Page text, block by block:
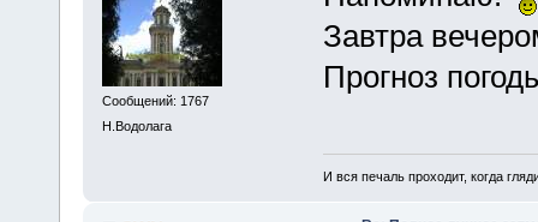
Сообщений: 1767
Н.Водолага
Завтра
Прогноз
И вся печаль проходит, когда